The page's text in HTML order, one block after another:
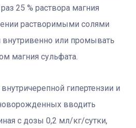
25 % раствора магния
растворимыми солями
или промывать
магния сульфата.
гипертензии и
вводить
с дозы 0,2 мл/кг/сутки,